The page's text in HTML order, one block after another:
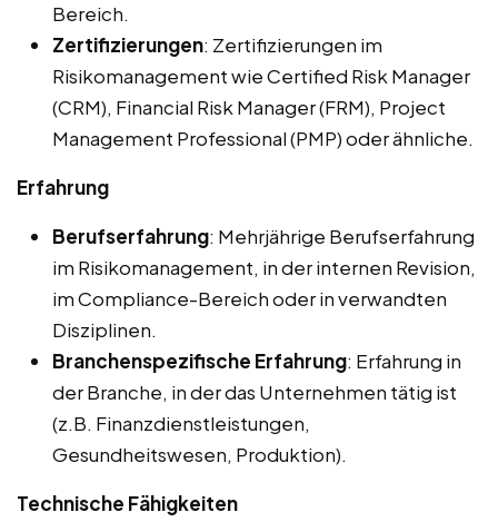
Bereich.
Zertifizierungen: Zertifizierungen im
Risikomanagement wie Certified Risk Manager
(CRM), Financial Risk Manager (FRM), Project
Management Professional (PMP) oder ähnliche.
Erfahrung
Berufserfahrung: Mehrjährige Berufserfahrung
im Risikomanagement, in der internen Revision,
im Compliance-Bereich oder in verwandten
Disziplinen.
Branchenspezifische Erfahrung: Erfahrung in
der Branche, in der das Unternehmen tätig ist
(z.B. Finanzdienstleistungen,
Gesundheitswesen, Produktion).
Technische Fähigkeiten